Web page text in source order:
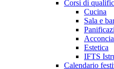
Corsi di
Cucina
Sala e
Estetica
IFTS
Calendario